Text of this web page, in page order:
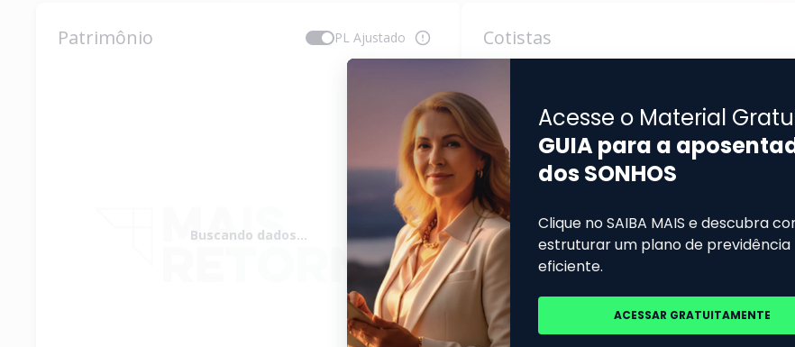
Patrimônio PL Ajustado
Buscando dados...
Cotistas
Buscando dados...